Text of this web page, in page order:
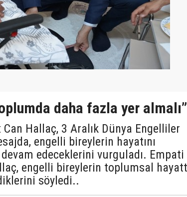
daha fazla yer almalı”
Hallaç, 3 Aralık Dünya Engelliler
engelli bireylerin hayatını
edeceklerini vurguladı. Empati
engelli bireylerin toplumsal
söyledi..